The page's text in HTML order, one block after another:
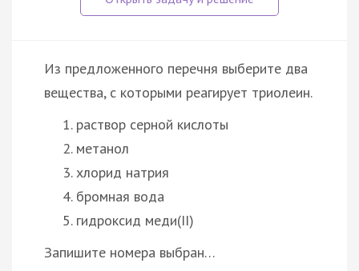
Из предложенного перечня выберите два
вещества, с которыми реагирует триолеин.
раствор серной кислоты
метанол
хлорид натрия
бромная вода
гидроксид меди(II)
Запишите номера выбран…